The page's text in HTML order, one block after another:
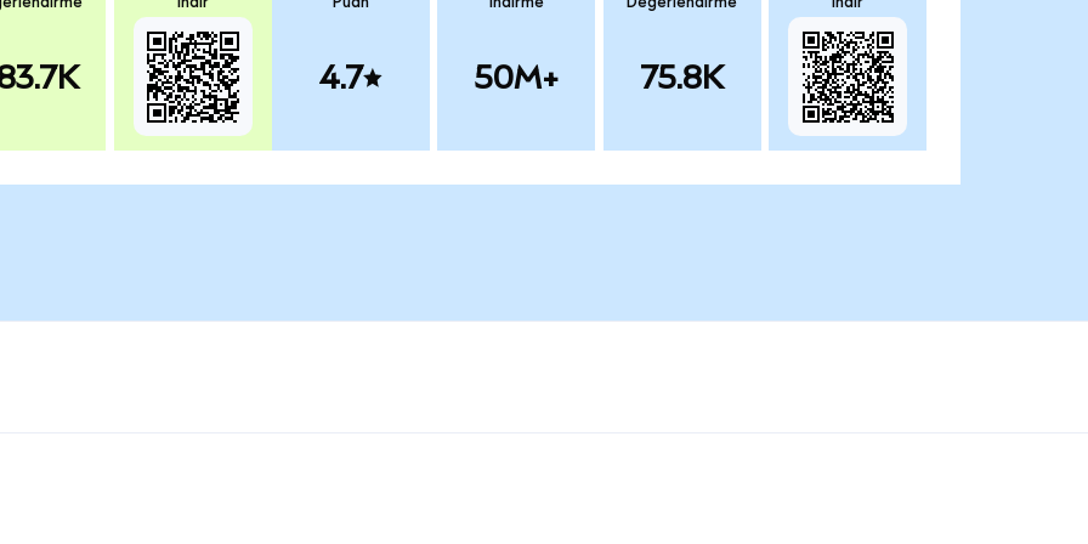
4.7 50M+ 75.8K